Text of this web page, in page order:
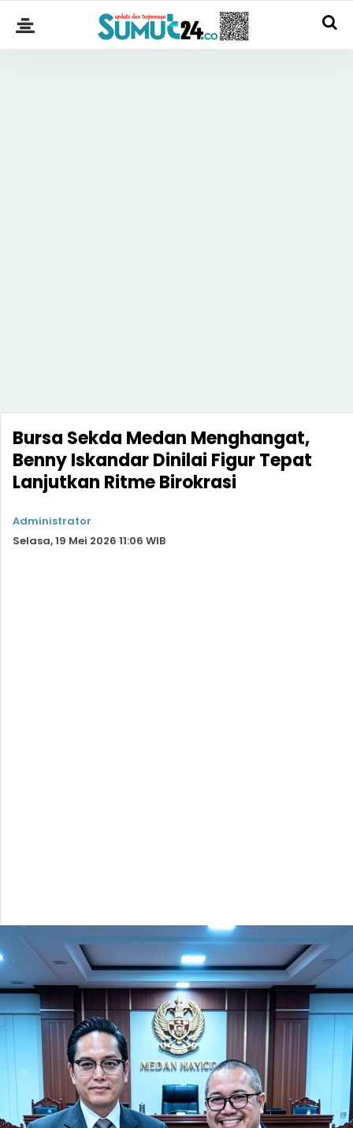
Bursa Sekda Medan Menghangat,
Benny Iskandar Dinilai Figur Tepat
Lanjutkan Ritme Birokrasi
Administrator
Selasa, 19 Mei 2026 11:06 WIB